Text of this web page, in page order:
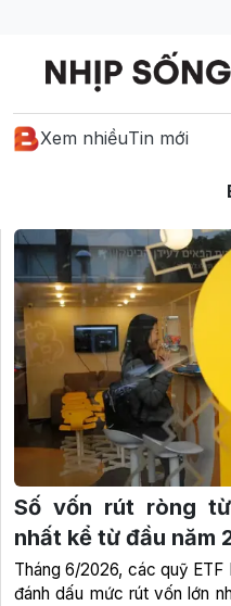
Xem nhiềuTin mới
Số vốn rút ròng
nhất kể từ đầu năm
Tháng 6/2026, các quỹ ETF
đánh dấu mức rút vốn lớn